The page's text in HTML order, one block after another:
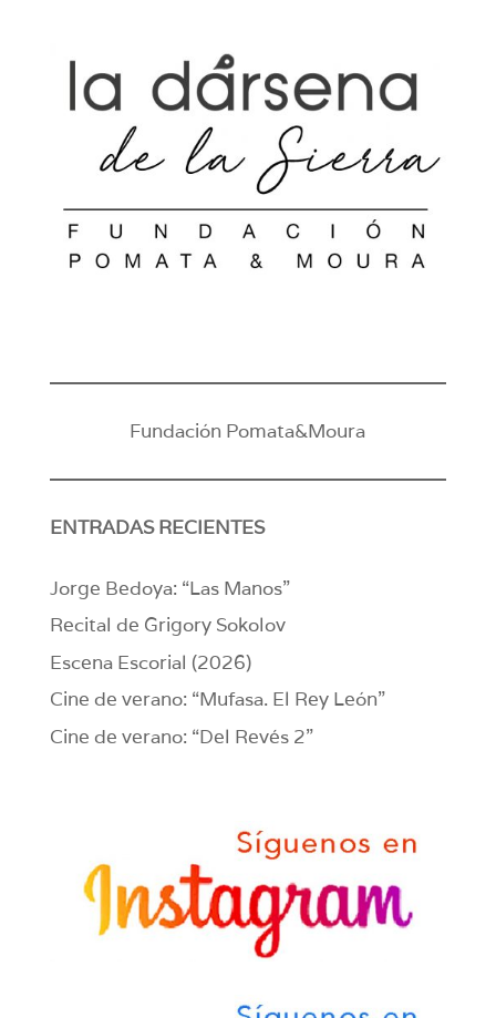
Fundación Pomata&Moura
ENTRADAS RECIENTES
Jorge Bedoya: “Las Manos”
Recital de Grigory Sokolov
Escena Escorial (2026)
Cine de verano: “Mufasa. El Rey León”
Cine de verano: “Del Revés 2”